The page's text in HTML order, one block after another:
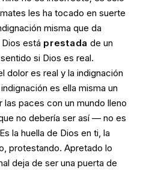
les ha tocado en suerte
misma que da
está prestada de un
si Dios es real.
dolor es real y la indignación
es ella misma un
paces con un mundo lleno
no debería ser así — no es
la huella de Dios en ti, la
protestando. Apretado lo
deja de ser una puerta de